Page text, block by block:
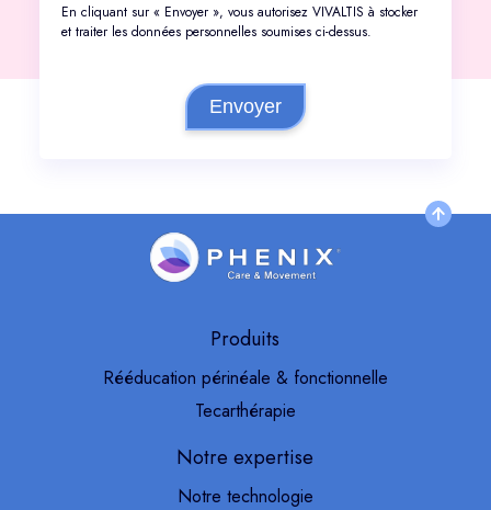
En cliquant sur « Envoyer », vous autorisez VIVALTIS à stocker
et traiter les données personnelles soumises ci-dessus.
Produits
Rééducation périnéale & fonctionnelle
Tecarthérapie
Notre expertise
Notre technologie